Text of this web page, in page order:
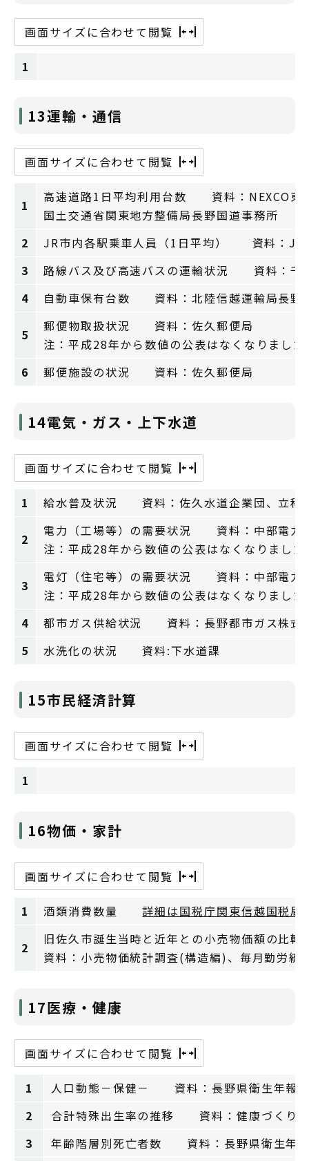
画面サイズに合わせて閲覧
1
13運輸・通信
画面サイズに合わせて閲覧
1
高速道路1日平均利用台数 資料：NEXCO東
国土交通省関東地方整備局長野国道事務所
2
JR市内各駅乗車人員（1日平均） 資料：JR
3
路線バス及び高速バスの運輸状況 資料：千
4
自動車保有台数 資料：北陸信越運輸局長野
5
郵便物取扱状況 資料：佐久郵便局
注：平成28年から数値の公表はなくなりました
6
郵便施設の状況 資料：佐久郵便局
14電気・ガス・上下水道
画面サイズに合わせて閲覧
1 給水普及状況 資料：佐久水道企業団、立科
2
電力（工場等）の需要状況 資料：中部電力
注：平成28年から数値の公表はなくなりました
3
電灯（住宅等）の需要状況 資料：中部電力
注：平成28年から数値の公表はなくなりました
4
都市ガス供給状況 資料：長野都市ガス株式
5
水洗化の状況 資料:下水道課
15市民経済計算
画面サイズに合わせて閲覧
1
16物価・家計
画面サイズに合わせて閲覧
1 酒類消費数量 詳細は国税庁関東信越国税
2
旧佐久市誕生当時と近年との小売物価額の比較
資料：小売物価統計調査(構造編)、毎月勤労統
17医療・健康
画面サイズに合わせて閲覧
1
人口動態－保健－ 資料：長野県衛生年報
2
合計特殊出生率の推移 資料：健康づくり
3
年齢階層別死亡者数 資料：長野県衛生年